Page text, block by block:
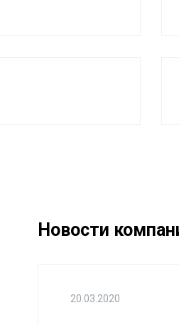
Новости
20.03.2020